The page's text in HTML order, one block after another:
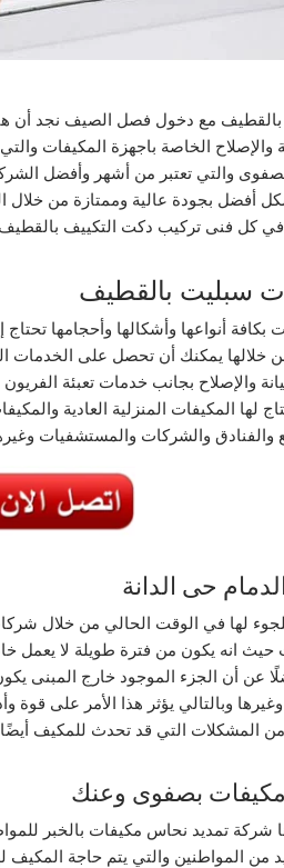
مع دخول فصل الصيف نجد أن
الخاصة باجهزة المكيفات
والتي تعتبر من أشهر وأفضل
بجودة عالية وممتازة من خلال
في كل فنى تركيب دكت التكييف
سبليت بالقطيف
بكافة أنواعها وأشكالها وأحجامها
خلالها يمكنك أن تحصل على الخدمات
والإصلاح بجانب خدمات تعبئة
لها المكيفات المنزلية العادية
والشركات والمستشفيات
حى الدانة
لها في الوقت الحالي من خلال
انه يكون من فترة طويلة لا يعمل
عن أن الجزء الموجود خارج المبنى
وبالتالي يؤثر هذا الأمر على قوة
من المشكلات التي قد تحدث للمكيف
بصفوى وعنك
شركة تمديد نحاس مكيفات بالخبر
من المواطنين والتي يتم حاجة المكيف